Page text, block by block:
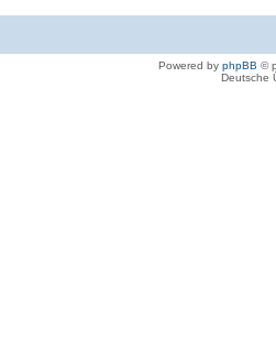
Powered by phpBB ©
Deutsche